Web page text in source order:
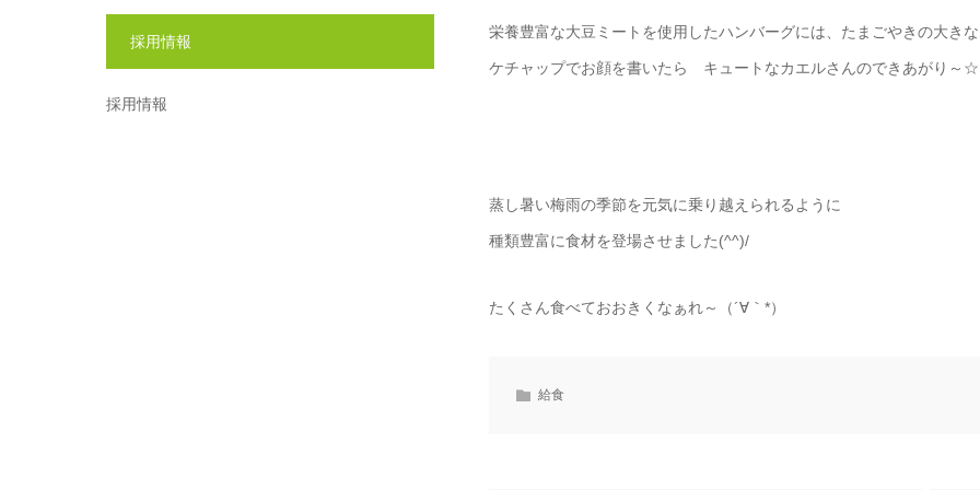
栄養豊富な大豆ミートを使用したハンバーグには、たまごやきの大き
ケチャップでお顔を書いたら キュートなカエルさんのできあがり～☆
蒸し暑い梅雨の季節を元気に乗り越えられるように
種類豊富に食材を登場させました(^^)/
たくさん食べておおきくなぁれ～（´∀｀*）
給食
採用情報
採用情報